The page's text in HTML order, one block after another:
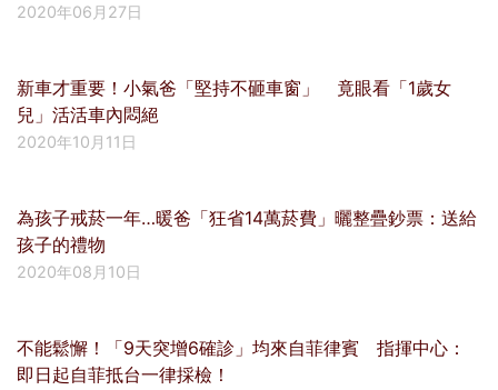
2020年06月27日
新車才重要！小氣爸「堅持不砸車窗」 竟眼看「1歲女
兒」活活車內悶絕
2020年10月11日
為孩子戒菸一年…暖爸「狂省14萬菸費」曬整疊鈔票：送給
孩子的禮物
2020年08月10日
不能鬆懈！「9天突增6確診」均來自菲律賓 指揮中心：
即日起自菲抵台一律採檢！